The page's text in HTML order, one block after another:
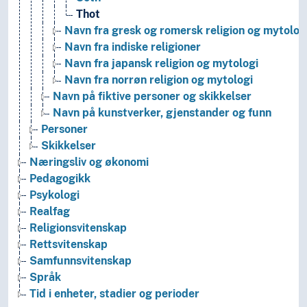
Thot
Navn fra gresk og romersk religion og
Navn fra indiske religioner
Navn fra japansk religion og mytologi
Navn fra norrøn religion og mytologi
Navn på fiktive personer og skikkelser
Navn på kunstverker, gjenstander og funn
Personer
Skikkelser
Næringsliv og økonomi
Pedagogikk
Psykologi
Realfag
Religionsvitenskap
Rettsvitenskap
Samfunnsvitenskap
Språk
Tid i enheter, stadier og perioder